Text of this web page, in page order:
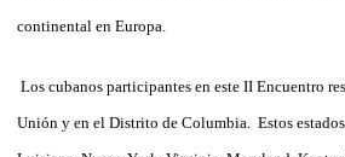
continental en Europa.
Los cubanos participantes en este II Encuentro
Unión y en el Distrito de Columbia. Estos